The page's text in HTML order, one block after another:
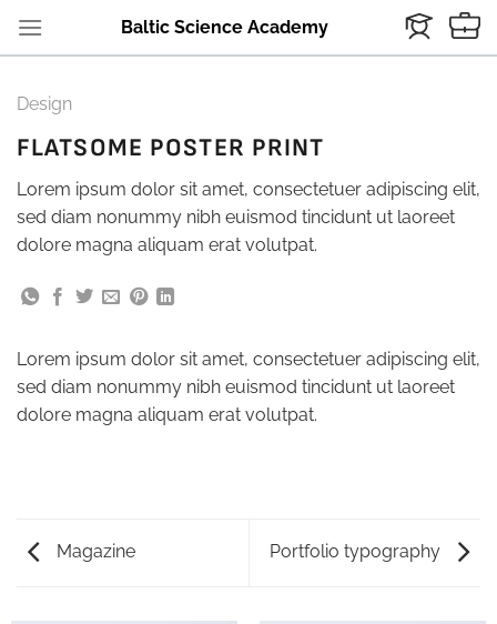
Baltic Science Academy
Design
FLATSOME POSTER PRINT
Lorem ipsum dolor sit amet, consectetuer adipiscing elit,
sed diam nonummy nibh euismod tincidunt ut laoreet
dolore magna aliquam erat volutpat.
Lorem ipsum dolor sit amet, consectetuer adipiscing elit,
sed diam nonummy nibh euismod tincidunt ut laoreet
dolore magna aliquam erat volutpat.
Magazine Portfolio typography